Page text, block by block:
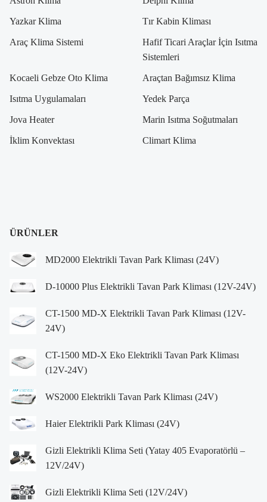
Yazkar Klima Tır Kabin Kliması
Araç Klima Sistemi
Hafif Ticari Araçlar İçin Isıtma
Sistemleri
Kocaeli Gebze Oto Klima Araçtan Bağımsız Klima
Isıtma Uygulamaları Yedek Parça
Jova Heater Marin Isıtma Soğutmaları
İklim Konvektası Climart Klima
ÜRÜNLER
MD2000 Elektrikli Tavan Park Kliması (24V)
D-10000 Plus Elektrikli Tavan Park Kliması (12V-24V)
CT-1500 MD-X Elektrikli Tavan Park Kliması (12V-
24V)
CT-1500 MD-X Eko Elektrikli Tavan Park Kliması
(12V-24V)
WS2000 Elektrikli Tavan Park Kliması (24V)
Haier Elektrikli Park Kliması (24V)
Gizli Elektrikli Klima Seti (Yatay 405 Evaporatörlü –
12V/24V)
Gizli Elektrikli Klima Seti (12V/24V)